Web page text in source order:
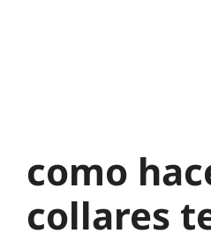
como
collares